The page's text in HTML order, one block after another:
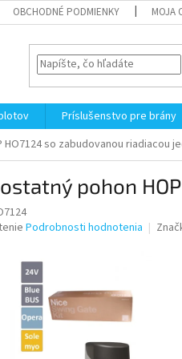
OBCHODNÉ PODMIENKY MOJA
Príslušenstvo pre brány
so zabudovanou riadiacou
pohon
Podrobnosti hodnotenia